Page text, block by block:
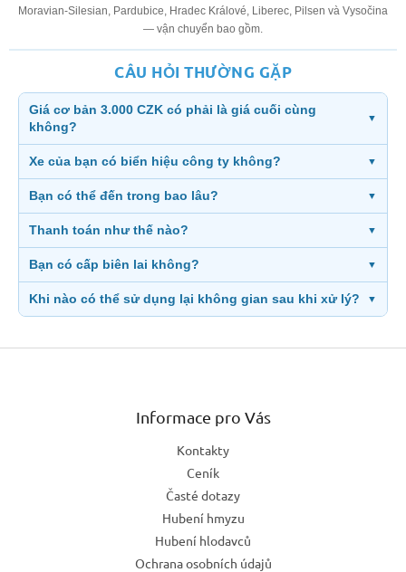
Moravian-Silesian, Pardubice, Hradec Králové, Liberec, Pilsen và Vysočina
— vận chuyển bao gồm.
CÂU HỎI THƯỜNG GẶP
Giá cơ bản 3.000 CZK có phải là giá cuối cùng
không?
▼
Xe của bạn có biển hiệu công ty không? ▼
Bạn có thể đến trong bao lâu? ▼
Thanh toán như thế nào? ▼
Bạn có cấp biên lai không? ▼
Khi nào có thể sử dụng lại không gian sau khi xử lý? ▼
Z
Informace pro Vás
Kontakty
Ceník
Časté dotazy
Hubení hmyzu
Hubení hlodavců
Ochrana osobních údajů